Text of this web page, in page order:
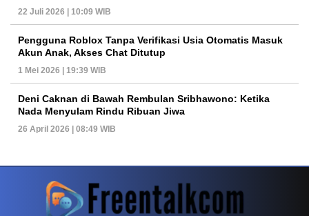
22 Juli 2026 | 10:09 WIB
Pengguna Roblox Tanpa Verifikasi Usia Otomatis Masuk
Akun Anak, Akses Chat Ditutup
1 Mei 2026 | 19:39 WIB
Deni Caknan di Bawah Rembulan Sribhawono: Ketika
Nada Menyulam Rindu Ribuan Jiwa
26 April 2026 | 08:49 WIB